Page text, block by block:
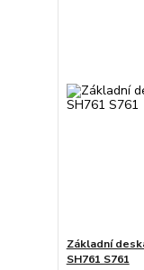
Základní
SH761 S761